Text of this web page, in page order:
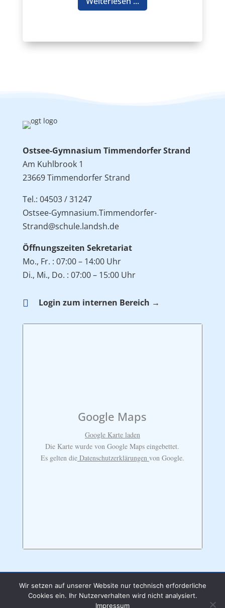
Ostsee-Gymnasium Timmendorfer Strand
Am Kuhlbrook 1
23669 Timmendorfer Strand
Tel.: 04503 / 31247
Ostsee-Gymnasium.Timmendorfer-
Strand@schule.landsh.de
Öffnungszeiten Sekretariat
Mo., Fr. : 07:00 – 14:00 Uhr
Di., Mi., Do. : 07:00 – 15:00 Uhr
 Login zum internen Bereich →
Google Maps
Google Karte laden
Die Karte wurde von Google Maps eingebettet.
Es gelten dieDatenschutzerklärungen von Google.
|Datenschutzerklärung
Wir setzen auf unserer Website nur technisch erforderliche
Cookies ein. Ihr Nutzerverhalten wird nicht analysiert.
Impressum